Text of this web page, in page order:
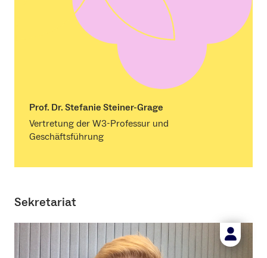
Prof. Dr. Stefanie Steiner-Grage
Vertretung der W3-Professur und
Geschäftsführung
Sekretariat